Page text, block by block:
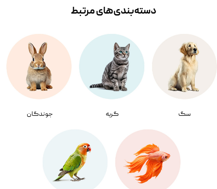
سگ گربه جوندگان
دسته‌بندی‌‌های مرتبط